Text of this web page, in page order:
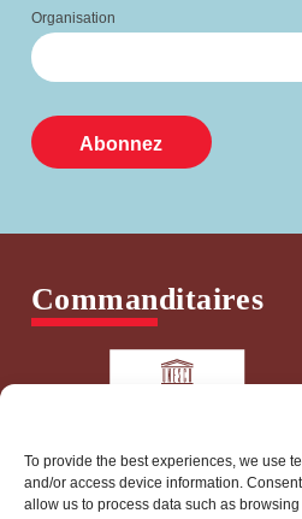
To provide the best experiences, we use
and/or access device information.
allow us to process data such as
Organisation
Commanditaires